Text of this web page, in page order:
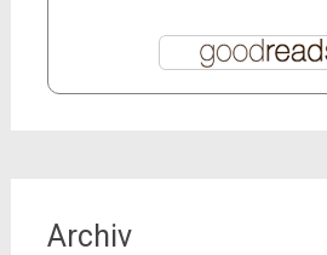
Archiv